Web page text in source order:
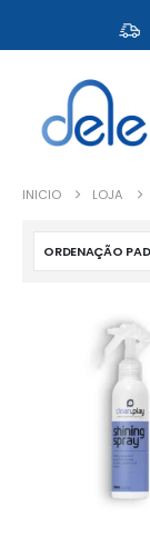
INICIO LOJA